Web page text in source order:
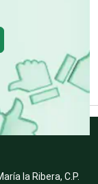
la Ribera, C.P.